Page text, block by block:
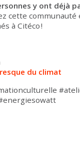
y ont déjà
cette
à Citéco !
du climat